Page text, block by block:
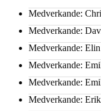
Medverkande:
Medverkande:
Medverkande:
Medverkande:
Medverkande:
Medverkande: